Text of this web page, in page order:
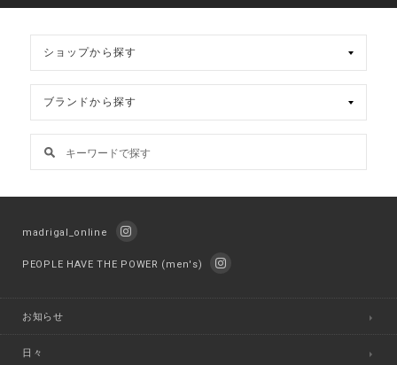
ブ
madrigal_online
PEOPLE HAVE THE POWER (men's)
お知らせ
日々